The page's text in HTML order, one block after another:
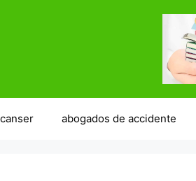
abogados de accidente